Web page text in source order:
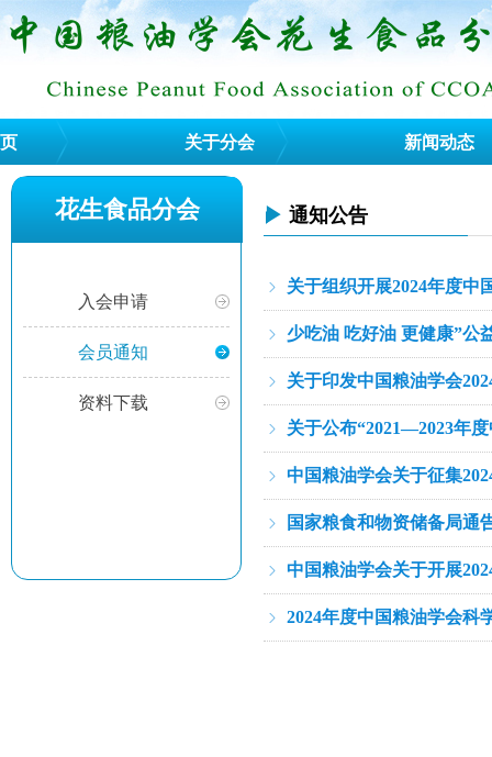
关于分会 新闻动态
▶ 通知公告
ꁇ 关于组织开展2024年度中
ꁇ 少吃油 吃好油 更健康”公
ꁇ 关于印发中国粮油学会
ꁇ 关于公布“2021—2023年
ꁇ 中国粮油学会关于征集
ꁇ 国家粮食和物资储备局通
ꁇ 中国粮油学会关于开展
ꁇ 2024年度中国粮油学会科
花生食品分会
入会申请
会员通知
资料下载